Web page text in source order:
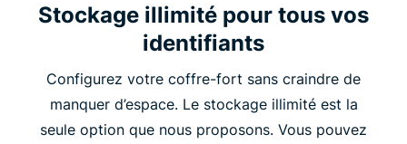
Stockage illimité pour tous vos
identifiants
Configurez votre coffre-fort sans craindre de
manquer d’espace. Le stockage illimité est la
seule option que nous proposons. Vous pouvez